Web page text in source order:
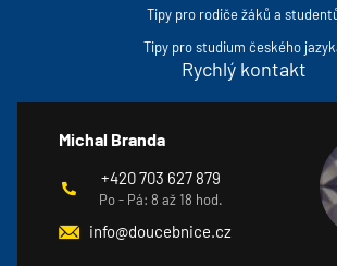
Tipy pro rodiče žáků a
Tipy pro studium českého
Rychlý kontakt
Michal Branda
+420 703 627 879
Po - Pá: 8 až 18 hod.
info@doucebnice.cz